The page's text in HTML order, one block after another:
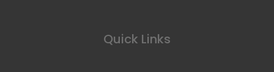
Quick Links